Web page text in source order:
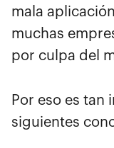
mala
muchas
por culpa del
Por eso es tan
siguientes